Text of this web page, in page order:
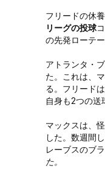
フリードの休
リーグの投球
の先発ローテ
アトランタ・
た。これは、
る。フリード
自身も2つの送
マックスは、
した。数週間
レーブスのブ
た。